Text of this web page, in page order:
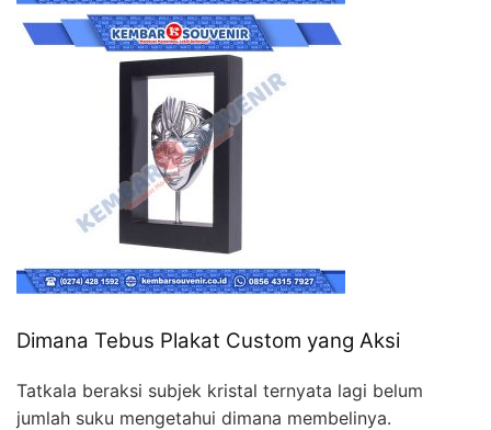
Dimana Tebus Plakat Custom yang Aksi
Tatkala beraksi subjek kristal ternyata lagi belum
jumlah suku mengetahui dimana membelinya.